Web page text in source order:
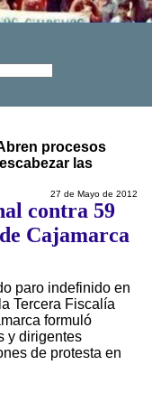
procesos
las
27 de Mayo de 2012
contra 59
Cajamarca
paro indefinido en
Tercera Fiscalía
formuló
y dirigentes
de protesta en